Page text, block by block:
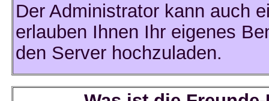
Der Administrator kann auch
erlauben Ihnen Ihr eigenes
den Server hochzuladen.